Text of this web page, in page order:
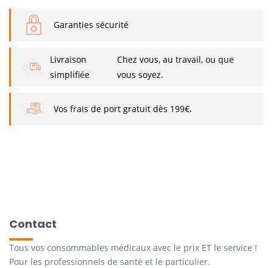
Garanties sécurité
Livraison
simplifiée
Chez vous, au travail, ou que
vous soyez.
Vos frais de port gratuit dès 199€.
Contact
Tous vos consommables médicaux avec le prix ET le service !
Pour les professionnels de santé et le particulier.